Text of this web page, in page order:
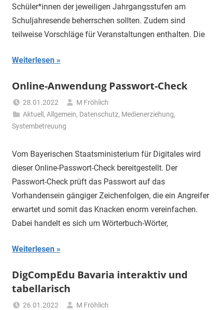
Schüler*innen der jeweiligen Jahrgangsstufen am
Schuljahresende beherrschen sollten. Zudem sind
teilweise Vorschläge für Veranstaltungen enthalten. Die
Weiterlesen
Online-Anwendung Passwort-Check
28.01.2022
M Fröhlich
Aktuell ,Allgemein, Datenschutz, Medienerziehung,
Systembetreuung
Vom Bayerischen Staatsministerium für Digitales wird
dieser Online-Passwort-Check bereitgestellt. Der
Passwort-Check prüft das Passwort auf das
Vorhandensein gängiger Zeichenfolgen, die ein Angreifer
erwartet und somit das Knacken enorm vereinfachen.
Dabei handelt es sich um Wörterbuch-Wörter,
Weiterlesen
DigCompEdu Bavaria interaktiv und
tabellarisch
26.01.2022
M Fröhlich